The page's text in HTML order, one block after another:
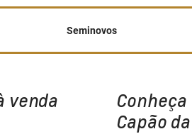
Seminovos
venda
Capão